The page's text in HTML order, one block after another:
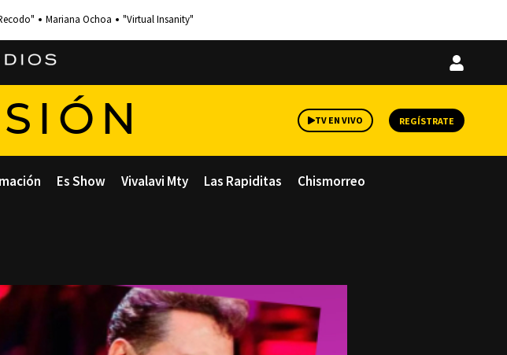
Mariana Ochoa "Virtual Insanity"
Iniciar
TV EN VIVO REGÍSTRATE
Es Show Vivalavi Mty Las Rapiditas Chismorreo